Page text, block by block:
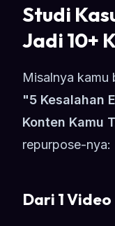
Studi
Jadi 10+
Misalnya kamu
"5 Kesalahan
Konten Kamu
repurpose-nya:
Dari 1